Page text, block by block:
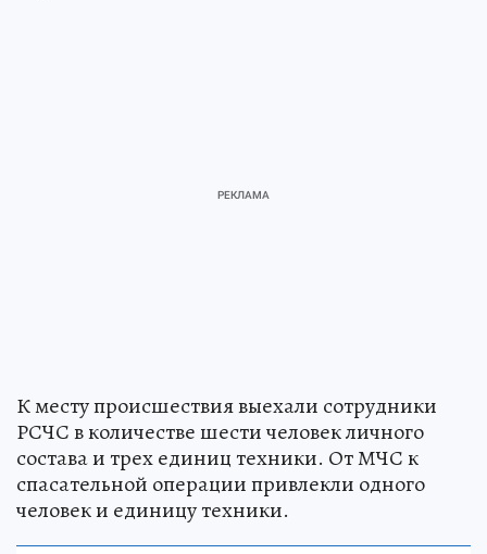
К месту происшествия выехали сотрудники
РСЧС в количестве шести человек личного
состава и трех единиц техники. От МЧС к
спасательной операции привлекли одного
человек и единицу техники.